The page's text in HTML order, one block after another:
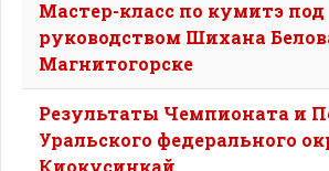
Мастер-класс по кумитэ под
руководством Шихана
Магнитогорске
Результаты Чемпионата и
Уральского федерального
Киокусинкай